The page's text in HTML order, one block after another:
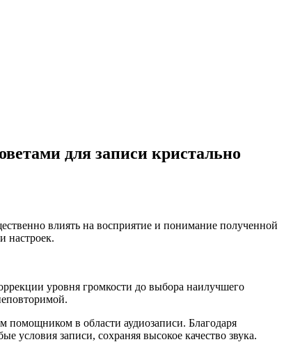
для записи кристально
влиять на восприятие и понимание полученной
настроек.
уровня громкости до выбора наилучшего
помощником в области аудиозаписи. Благодаря
записи, сохраняя высокое качество звука.